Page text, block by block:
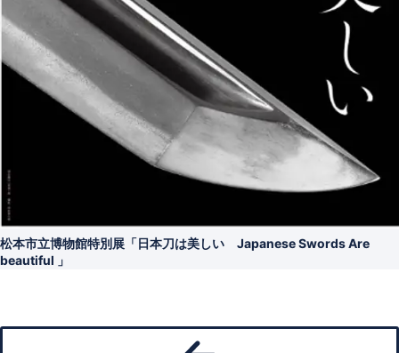
松本市立博物館特別展「日本刀は美しい Japanese Swords Are
beautiful 」